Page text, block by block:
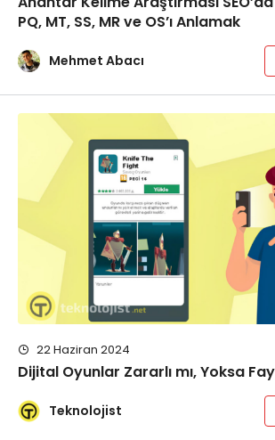
PQ, MT, SS, MR ve OS’ı Anlamak
Mehmet Abacı
22 Haziran 2024
Dijital Oyunlar Zararlı mı, Yoksa
Teknolojist